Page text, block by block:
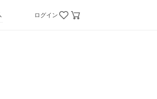
ログイン